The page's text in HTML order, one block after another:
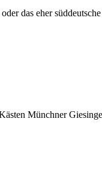
das eher
Münchner